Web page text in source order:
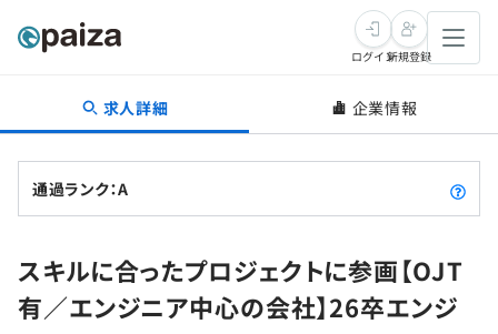
転職・キャリア
転職成功ガイド
インタビュー
新卒就活
求人検索
本選考
学習
ログイン新規登録
求人詳細 企業情報
通過ランク：A
スキルに合ったプロジェクトに参画【OJT
有／エンジニア中心の会社】26卒エンジ